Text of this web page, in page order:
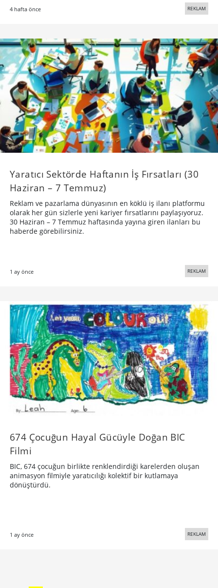
4 hafta önce REKLAM
Yaratıcı Sektörde Haftanın İş Fırsatları (30
Haziran – 7 Temmuz)
Reklam ve pazarlama dünyasının en köklü iş ilanı platformu
olarak her gün sizlerle yeni kariyer fırsatlarını paylaşıyoruz.
30 Haziran – 7 Temmuz haftasında yayına giren ilanları bu
haberde görebilirsiniz.
1 ay önce REKLAM
674 Çocuğun Hayal Gücüyle Doğan BIC
Filmi
BIC, 674 çocuğun birlikte renklendirdiği karelerden oluşan
animasyon filmiyle yaratıcılığı kolektif bir kutlamaya
dönüştürdü.
1 ay önce REKLAM